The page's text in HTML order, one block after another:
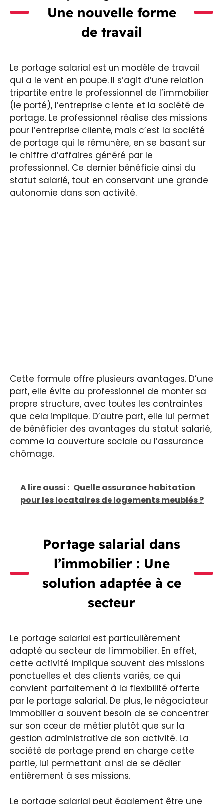
Une nouvelle forme
de travail
Le portage salarial est un modèle de travail
qui a le vent en poupe. Il s’agit d’une relation
tripartite entre le professionnel de l’immobilier
(le porté), l’entreprise cliente et la société de
portage. Le professionnel réalise des missions
pour l’entreprise cliente, mais c’est la société
de portage qui le rémunère, en se basant sur
le chiffre d’affaires généré par le
professionnel. Ce dernier bénéficie ainsi du
statut salarié, tout en conservant une grande
autonomie dans son activité.
Cette formule offre plusieurs avantages. D’une
part, elle évite au professionnel de monter sa
propre structure, avec toutes les contraintes
que cela implique. D’autre part, elle lui permet
de bénéficier des avantages du statut salarié,
comme la couverture sociale ou l’assurance
chômage.
A lire aussi : Quelle assurance habitation
pour les locataires de logements meublés ?
Portage salarial dans
l’immobilier : Une
solution adaptée à ce
secteur
Le portage salarial est particulièrement
adapté au secteur de l’immobilier. En effet,
cette activité implique souvent des missions
ponctuelles et des clients variés, ce qui
convient parfaitement à la flexibilité offerte
par le portage salarial. De plus, le négociateur
immobilier a souvent besoin de se concentrer
sur son cœur de métier plutôt que sur la
gestion administrative de son activité. La
société de portage prend en charge cette
partie, lui permettant ainsi de se dédier
entièrement à ses missions.
Le portage salarial peut également être une